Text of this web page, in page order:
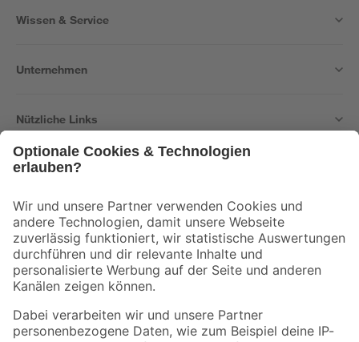
Wissen & Service
Unternehmen
Nützliche Links
Der toom Newsletter: Keine Angebote und Aktionen mehr verpassen!
Zur Newsletter Anmeldung
Folge uns